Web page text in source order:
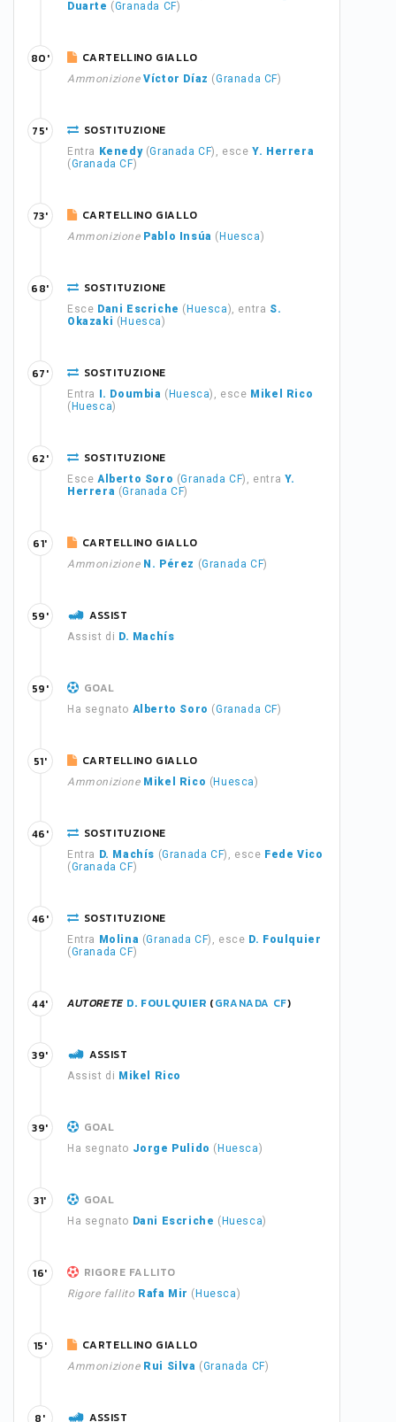
Duarte (Granada CF)
CARTELLINO GIALLO
Ammonizione Víctor Díaz (Granada CF)
80'
SOSTITUZIONE
Entra Kenedy(Granada CF), esceY. Herrera
(Granada CF)
75'
CARTELLINO GIALLO
Ammonizione Pablo Insúa ( Huesca)
73'
SOSTITUZIONE
Esce Dani Escriche ( Huesca), entra S.
Okazaki ( Huesca)
68'
SOSTITUZIONE
Entra I. Doumbia ( Huesca), esce Mikel Rico
( Huesca)
67'
SOSTITUZIONE
Esce Alberto Soro (Granada CF), entra Y.
Herrera (Granada CF)
62'
CARTELLINO GIALLO
Ammonizione N. Pérez (Granada CF)
61'
ASSIST
Assist di D. Machís
59'
GOAL
Ha segnato Alberto Soro (Granada CF)
59'
CARTELLINO GIALLO
Ammonizione Mikel Rico ( Huesca)
51'
SOSTITUZIONE
Entra D. Machís (Granada CF), esce Fede Vico
(Granada CF)
46'
SOSTITUZIONE
Entra Molina (Granada CF), esce D. Foulquier
(Granada CF)
46'
AUTORETE D. FOULQUIER (GRANADA CF)
44'
ASSIST
Assist di Mikel Rico
39'
GOAL
Ha segnato Jorge Pulido ( Huesca)
39'
GOAL
Ha segnato Dani Escriche ( Huesca)
31'
RIGORE FALLITO
Rigore fallito Rafa Mir ( Huesca)
16'
CARTELLINO GIALLO
Ammonizione Rui Silva (Granada CF)
15'
ASSIST
8'